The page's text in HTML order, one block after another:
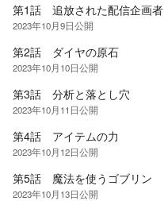
第1話 追放された配信企画者
2023年10月9日公開
第2話 ダイヤの原石
2023年10月10日公開
第3話 分析と落とし穴
2023年10月11日公開
第4話 アイテムの力
2023年10月12日公開
第5話 魔法を使うゴブリン
2023年10月13日公開